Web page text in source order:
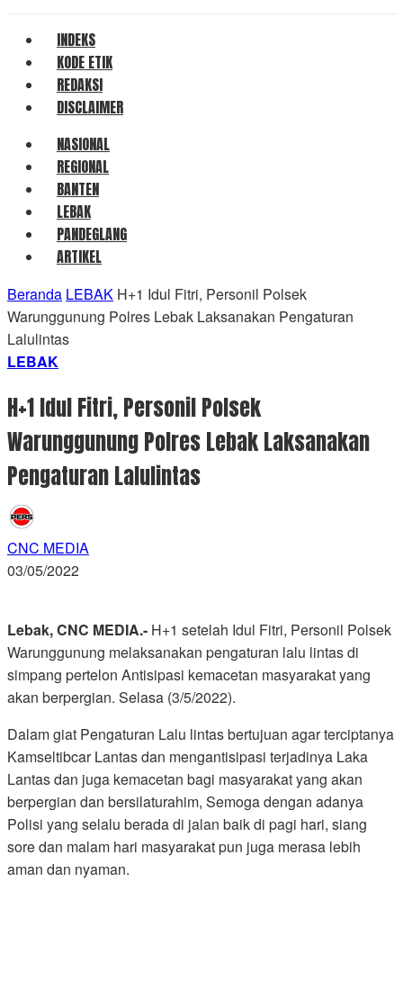
INDEKS
KODE ETIK
REDAKSI
DISCLAIMER
NASIONAL
REGIONAL
BANTEN
LEBAK
PANDEGLANG
ARTIKEL
Beranda LEBAK H+1 Idul Fitri, Personil Polsek
Warunggunung Polres Lebak Laksanakan Pengaturan
Lalulintas
LEBAK
H+1 Idul Fitri, Personil Polsek
Warunggunung Polres Lebak Laksanakan
Pengaturan Lalulintas
CNC MEDIA
03/05/2022
Lebak, CNC MEDIA.- H+1 setelah Idul Fitri, Personil Polsek
Warunggunung melaksanakan pengaturan lalu lintas di
simpang pertelon Antisipasi kemacetan masyarakat yang
akan berpergian. Selasa (3/5/2022).
Dalam giat Pengaturan Lalu lintas bertujuan agar terciptanya
Kamseltibcar Lantas dan mengantisipasi terjadinya Laka
Lantas dan juga kemacetan bagi masyarakat yang akan
berpergian dan bersilaturahim, Semoga dengan adanya
Polisi yang selalu berada di jalan baik di pagi hari, siang
sore dan malam hari masyarakat pun juga merasa lebih
aman dan nyaman.